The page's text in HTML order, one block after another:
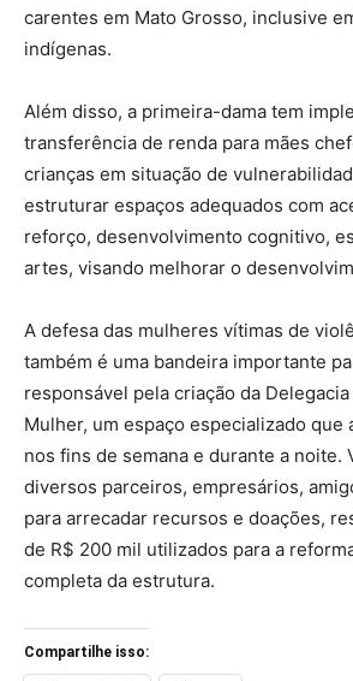
carentes em Mato Grosso, inclusive
indígenas.
Além disso, a primeira-dama tem
transferência de renda para mães
crianças em situação de
estruturar espaços adequados com
reforço, desenvolvimento cognitivo,
artes, visando melhorar o
A defesa das mulheres vítimas de
também é uma bandeira importante
responsável pela criação da
Mulher, um espaço especializado que
nos fins de semana e durante a noite.
diversos parceiros, empresários,
para arrecadar recursos e doações,
de R$ 200 mil utilizados para a
completa da estrutura.
Compartilhe isso: